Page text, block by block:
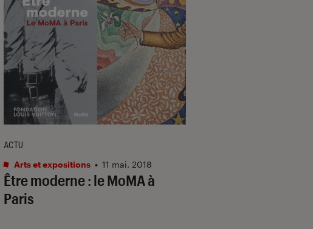
Être moderne : le MoMA à
Paris
ACTU
Arts et expositions • 11 mai. 2018